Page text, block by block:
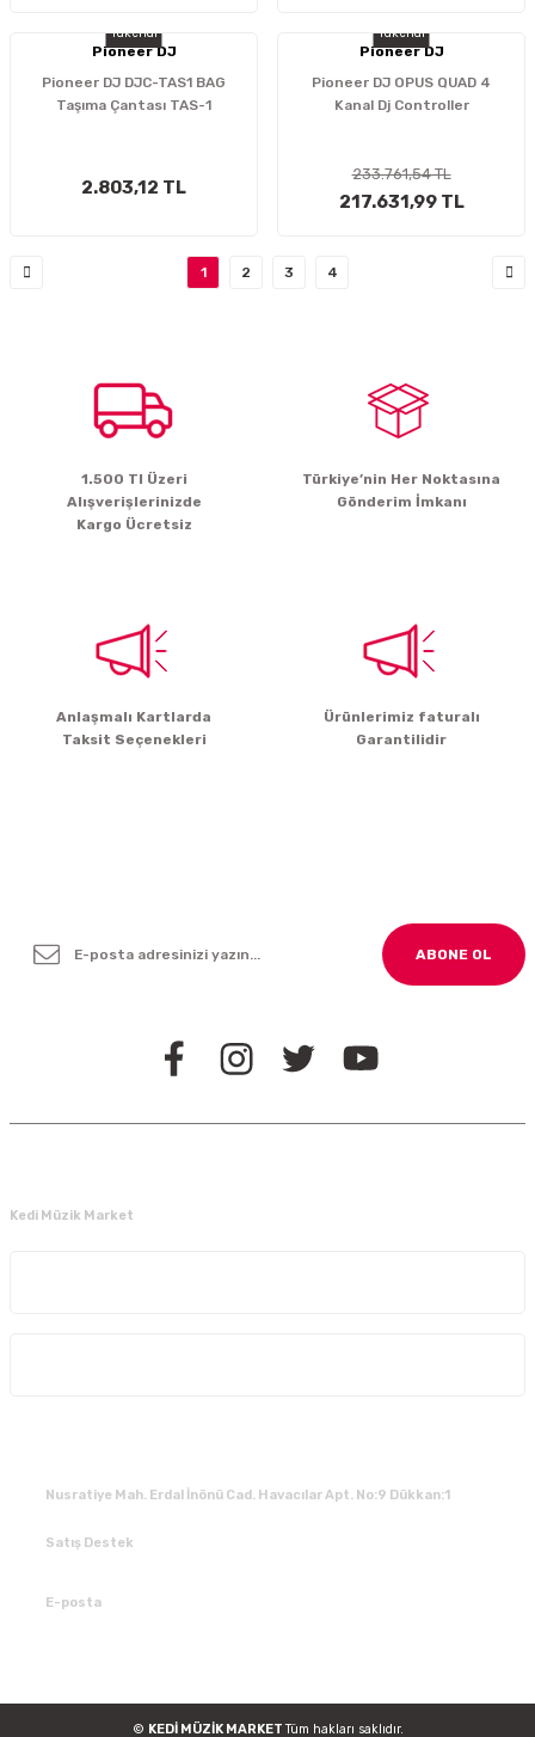
Tükendi
Pioneer DJ
Pioneer DJ DJC-TAS1 BAG
Taşıma Çantası TAS-1
2.803,12 TL
Tükendi
Pioneer DJ
Pioneer DJ OPUS QUAD 4
Kanal Dj Controller
233.761,54 TL
217.631,99 TL
1 2 3 4
1.500 Tl Üzeri
Alışverişlerinizde
Kargo Ücretsiz
Türkiye’nin Her Noktasına
Gönderim İmkanı
Anlaşmalı Kartlarda
Taksit Seçenekleri
Ürünlerimiz faturalı
Garantilidir
ABONE OL
Kedi Müzik Market
Nusratiye Mah. Erdal İnönü Cad. Havacılar Apt. No:9 Dükkan:1
Satış Destek
E-posta
© KEDİ MÜZİK MARKETTüm hakları saklıdır.